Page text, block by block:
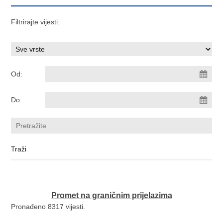
Filtrirajte vijesti:
Od:
Do:
Promet na graničnim prijelazima
Pronađeno 8317 vijesti.